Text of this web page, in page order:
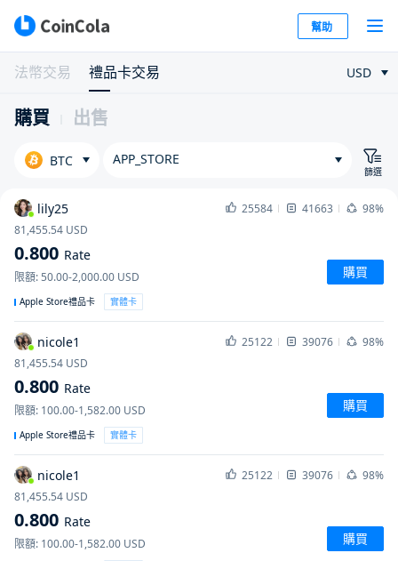
幫助
法幣交易 禮品卡交易 USD
購買 出售
BTC APP_STORE
篩選
lily25 25584 41663
98%
81,455.54 USD
0.800 Rate
限額:50.00-2,000.00 USD 購買
Apple Store禮品卡 實體卡
nicole1 25122 39076
98%
81,455.54 USD
0.800 Rate
限額: 100.00-1,582.00 USD 購買
Apple Store禮品卡 實體卡
nicole1 25122 39076
98%
81,455.54 USD
0.800 Rate
限額: 100.00-1,582.00 USD 購買